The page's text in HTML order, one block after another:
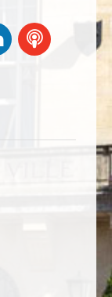
YouTube
nous sur
Retrouvez-
nous sur
Ecoutez